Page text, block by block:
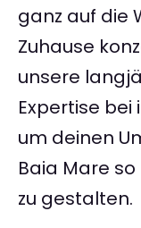
ganz auf die
Zuhause
unsere
Expertise
um deinen
Baia Mare
zu gestalten.